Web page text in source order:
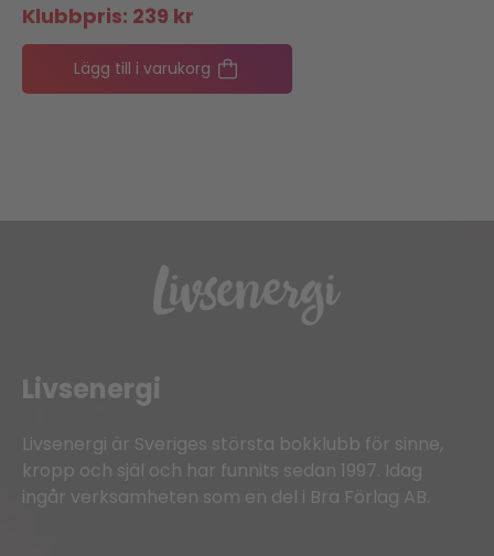
Klubbpris: 239 kr
Lägg till i varukorg
Livsenergi
Livsenergi är Sveriges största bokklubb för sinne,
kropp och själ och har funnits sedan 1997. Idag
ingår verksamheten som en del i Bra Förlag AB.